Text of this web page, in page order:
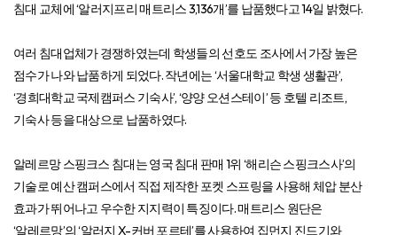
침대 교체에 ‘알러지프리 매트리스 3,136개’를 납품했다고 14일 밝혔다.
여러 침대업체가 경쟁하였는데 학생들의 선호도 조사에서 가장 높은
점수가 나와 납품하게 되었다. 작년에는 ‘서울대학교 학생 생활관’,
‘경희대학교 국제캠퍼스 기숙사’, ‘양양 오션스테이’ 등 호텔 리조트,
기숙사 등을 대상으로 납품하였다.
알레르망 스핑크스 침대는 영국 침대 판매 1위 ‘해리슨 스핑크스사’의
기술로 예산 캠퍼스에서 직접 제작한 포켓 스프링을 사용해 체압 분산
효과가 뛰어나고 우수한 지지력이 특징이다. 매트리스 원단은
‘알레르망’의 ‘알러지 X-커버 포르테’를 사용하여 집먼지 진드기와